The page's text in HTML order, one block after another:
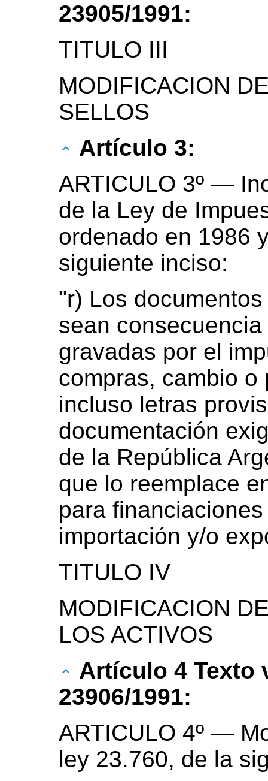
23905/1991:
TITULO III
MODIFICACION
SELLOS
Artículo 3:
ARTICULO 3º —
de la Ley de
ordenado en 1986
siguiente inciso:
"r) Los
sean
gravadas por el
compras, cambio
incluso letras
documentación
de la República
que lo reemplace
para
importación y/o
TITULO IV
MODIFICACION
LOS ACTIVOS
Artículo 4 Texto
23906/1991:
ARTICULO 4º —
ley 23.760, de la